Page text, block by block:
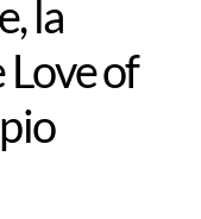
la
of